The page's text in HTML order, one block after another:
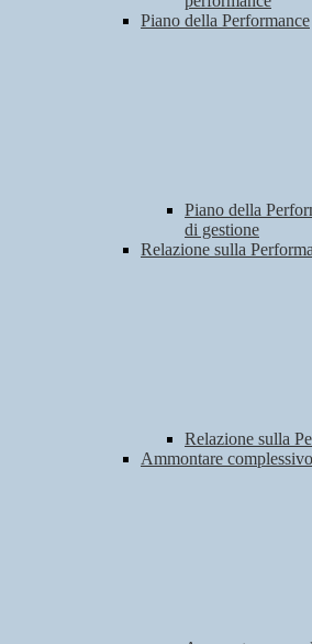
Piano della Performance
Piano della
di gestione
Relazione sulla
Relazione sulla
Ammontare